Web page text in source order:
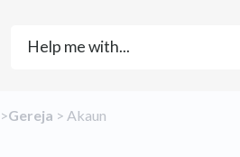
​>​​Gereja ​ > ​ ​Akaun